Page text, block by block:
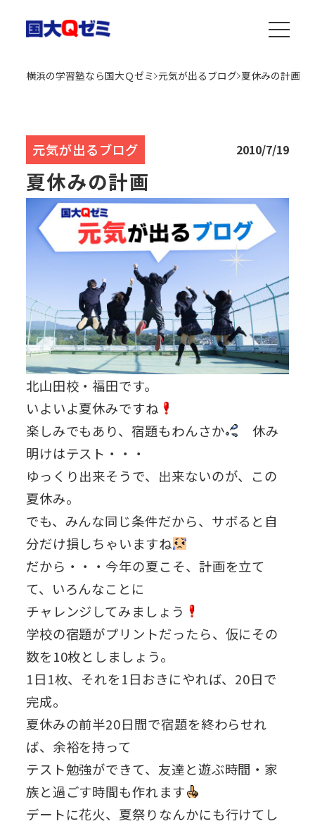
横浜の学習塾なら国大Ｑゼミ 元気が出るブログ 夏休みの計画
元気が出るブログ 2010/7/19
夏休みの計画
北山田校・福田です。
いよいよ夏休みですね
楽しみでもあり、宿題もわんさか
休み
明けはテスト・・・
ゆっくり出来そうで、出来ないのが、この
夏休み。
でも、みんな同じ条件だから、サボると自
分だけ損しちゃいますね
だから・・・今年の夏こそ、計画を立て
て、いろんなことに
チャレンジしてみましょう
学校の宿題がプリントだったら、仮にその
数を10枚としましょう。
1日1枚、それを1日おきにやれば、20日で
完成。
夏休みの前半20日間で宿題を終わらせれ
ば、余裕を持って
テスト勉強ができて、友達と遊ぶ時間・家
族と過ごす時間も作れます
デートに花火、夏祭りなんかにも行けてし